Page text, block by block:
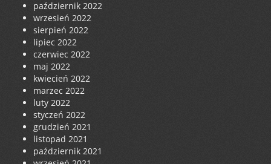
październik 2022
wrzesień 2022
sierpień 2022
lipiec 2022
czerwiec 2022
maj 2022
kwiecień 2022
marzec 2022
luty 2022
styczeń 2022
grudzień 2021
listopad 2021
październik 2021